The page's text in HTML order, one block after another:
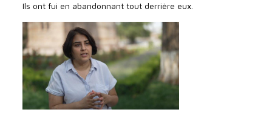
Ils ont fui en abandonnant tout derrière eux.